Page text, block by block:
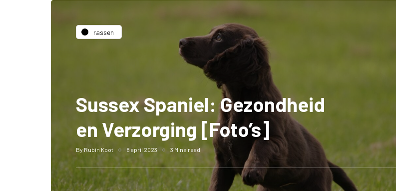
rassen
Sussex Spaniel: Gezondheid
en Verzorging [Foto’s]
By Rubin Koot 8 april 2023 3 Mins read